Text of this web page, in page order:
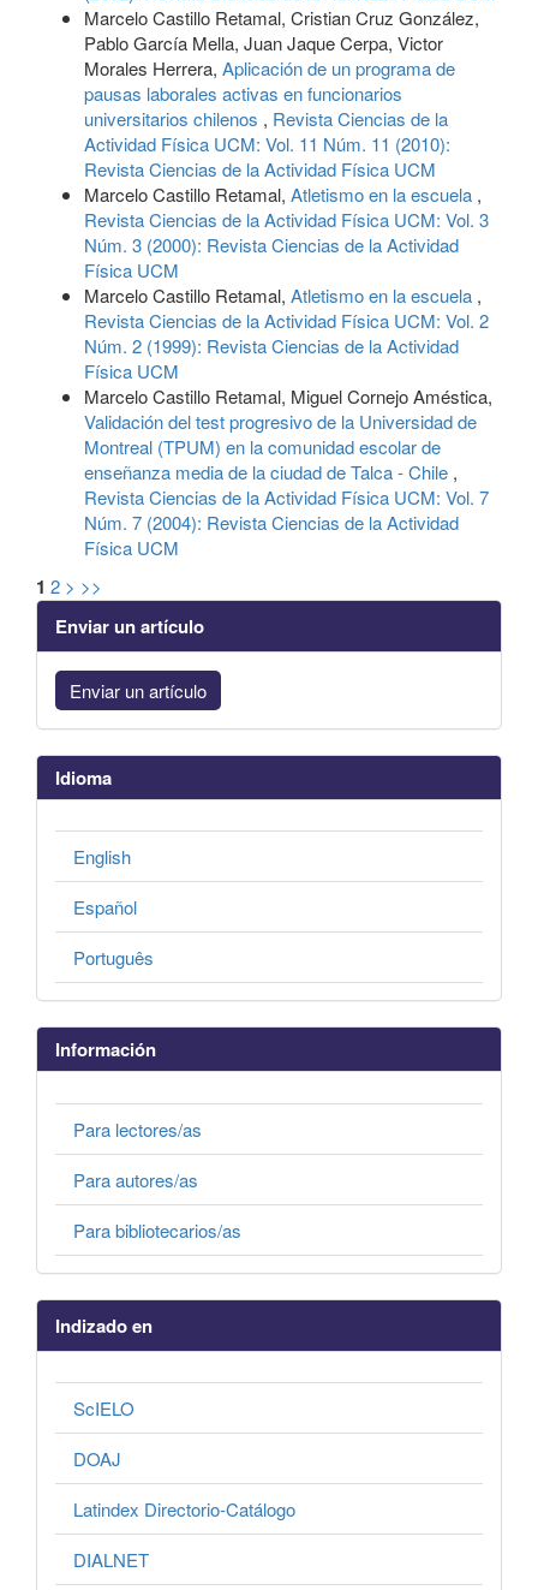
Marcelo Castillo Retamal, Cristian Cruz González,
Pablo García Mella, Juan Jaque Cerpa, Victor
Morales Herrera, Aplicación de un programa de
pausas laborales activas en funcionarios
universitarios chilenos , Revista Ciencias de la
Actividad Física UCM: Vol. 11 Núm. 11 (2010):
Revista Ciencias de la Actividad Física UCM
Marcelo Castillo Retamal, Atletismo en la escuela ,
Revista Ciencias de la Actividad Física UCM: Vol. 3
Núm. 3 (2000): Revista Ciencias de la Actividad
Física UCM
Marcelo Castillo Retamal, Atletismo en la escuela ,
Revista Ciencias de la Actividad Física UCM: Vol. 2
Núm. 2 (1999): Revista Ciencias de la Actividad
Física UCM
Marcelo Castillo Retamal, Miguel Cornejo Améstica,
Validación del test progresivo de la Universidad de
Montreal (TPUM) en la comunidad escolar de
enseñanza media de la ciudad de Talca - Chile ,
Revista Ciencias de la Actividad Física UCM: Vol. 7
Núm. 7 (2004): Revista Ciencias de la Actividad
Física UCM
1 2 > >>
Enviar un artículo
Enviar un artículo
Idioma
English
Español
Português
Información
Para lectores/as
Para autores/as
Para bibliotecarios/as
Indizado en
ScIELO
DOAJ
Latindex Directorio-Catálogo
DIALNET